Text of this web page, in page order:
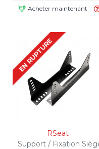
Acheter maintenant
EN RUPTURE
RSeat
Support / Fixation